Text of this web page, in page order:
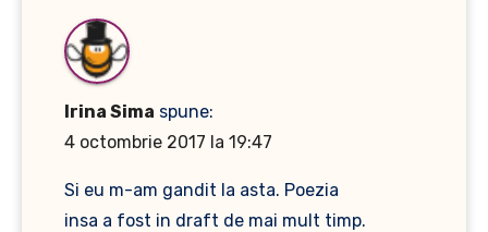
Irina Sima spune:
4 octombrie 2017 la 19:47
Si eu m-am gandit la asta. Poezia
insa a fost in draft de mai mult timp.